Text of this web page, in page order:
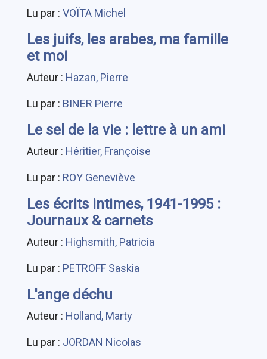
Lu par : VOÏTA Michel
Les juifs, les arabes, ma famille
et moi
Auteur : Hazan, Pierre
Lu par : BINER Pierre
Le sel de la vie : lettre à un ami
Auteur : Héritier, Françoise
Lu par : ROY Geneviève
Les écrits intimes, 1941-1995 :
Journaux & carnets
Auteur : Highsmith, Patricia
Lu par : PETROFF Saskia
L'ange déchu
Auteur : Holland, Marty
Lu par : JORDAN Nicolas